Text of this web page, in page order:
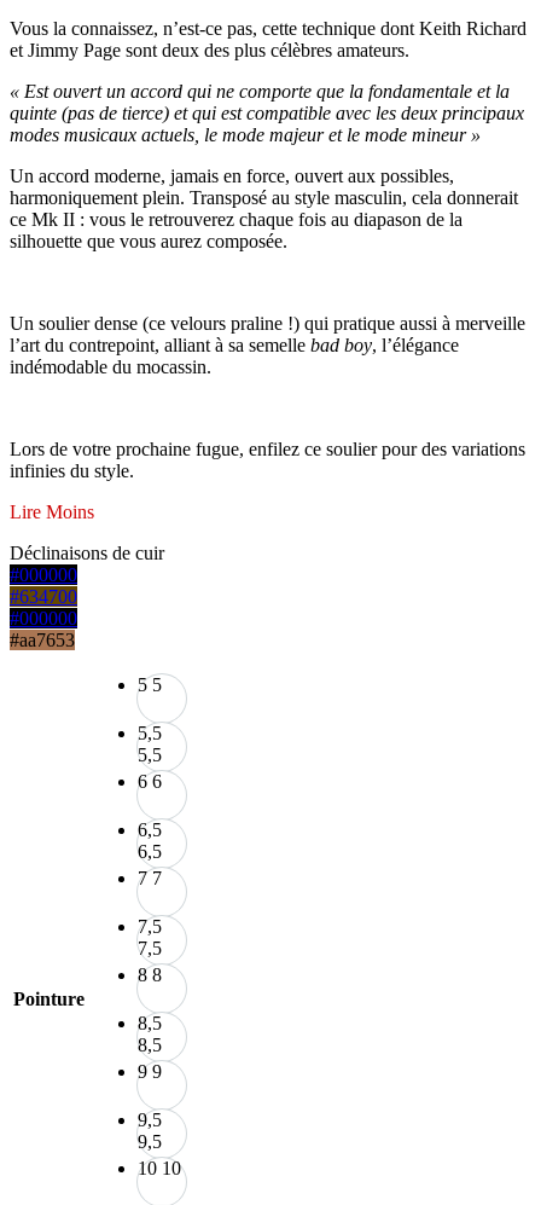
Vous la connaissez, n’est-ce pas, cette technique dont Keith Richard
et Jimmy Page sont deux des plus célèbres amateurs.
« Est ouvert un accord qui ne comporte que la fondamentale et la
quinte (pas de tierce) et qui est compatible avec les deux principaux
modes musicaux actuels, le mode majeur et le mode mineur »
Un accord moderne, jamais en force, ouvert aux possibles,
harmoniquement plein. Transposé au style masculin, cela donnerait
ce Mk II : vous le retrouverez chaque fois au diapason de la
silhouette que vous aurez composée.
Un soulier dense (ce velours praline !) qui pratique aussi à merveille
l’art du contrepoint, alliant à sa semelle bad boy, l’élégance
indémodable du mocassin.
Lors de votre prochaine fugue, enfilez ce soulier pour des variations
infinies du style.
Lire Moins
Déclinaisons de cuir
#000000
#634700
#000000
#aa7653
Pointure
5 5
5,5
5,5
6 6
6,5
6,5
7 7
7,5
7,5
8 8
8,5
8,5
9 9
9,5
9,5
10 10